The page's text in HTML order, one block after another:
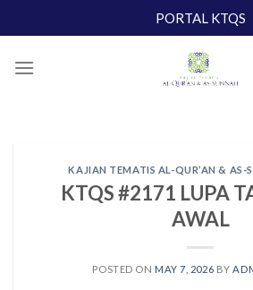
to
PORTAL KTQS
KAJIAN TEMATIS AL-QUR’AN & AS-
KTQS #2171 LUPA
AWAL
POSTED ON MAY 7, 2026 BY